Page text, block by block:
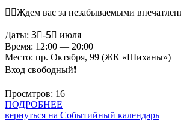
❤‍🔥Ждем вас за незабываемыми
Даты: 3⃣-5⃣ июля
Время: 12:00 — 20:00
Место: пр. Октября, 99 (ЖК «Шиханы»)
Вход свободный❗
Просмтров: 16
ПОДРОБНЕЕ
вернуться на Событийный календарь